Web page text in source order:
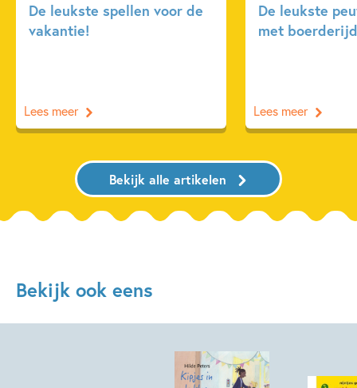
De leukste spellen voor de
vakantie!
Lees meer
De leukste
met
Lees meer
Bekijk alle artikelen
Bekijk ook eens